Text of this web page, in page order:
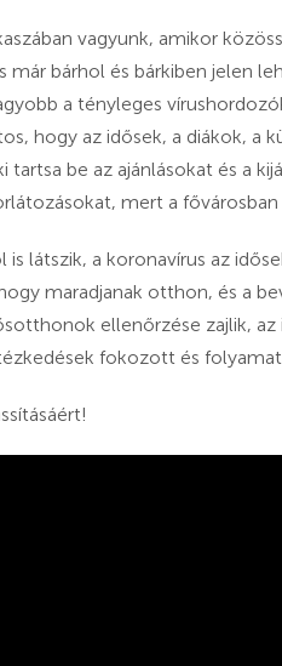
vagyunk, amikor
már bárhol és bárkiben jelen
a tényleges
hogy az idősek, a diákok, a
be az ajánlásokat és a
mert a
látszik, a koronavírus az
maradjanak otthon, és a
ellenőrzése zajlik,
fokozott és